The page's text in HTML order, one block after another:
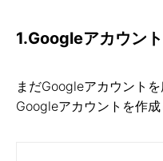
1.Googleアカウン
まだGoogleアカウント
Googleアカウントを作成